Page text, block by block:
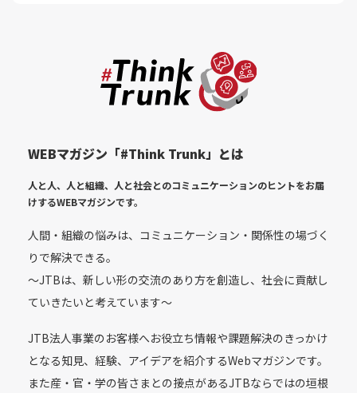
WEBマガジン「#Think Trunk」とは
人と人、人と組織、人と社会とのコミュニケーションのヒントをお届
けするWEBマガジンです。
人間・組織の悩みは、コミュニケーション・関係性の場づく
りで解決できる。
〜JTBは、新しい形の交流のあり方を創造し、社会に貢献し
ていきたいと考えています〜
JTB法人事業のお客様へお役立ち情報や課題解決のきっかけ
となる知見、経験、アイデアを紹介するWebマガジンです。
また産・官・学の皆さまとの接点があるJTBならではの垣根